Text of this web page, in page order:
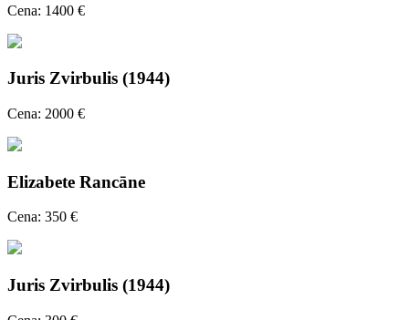
Cena: 1400 €
Juris Zvirbulis (1944)
Cena: 2000 €
Elizabete Rancāne
Cena: 350 €
Juris Zvirbulis (1944)